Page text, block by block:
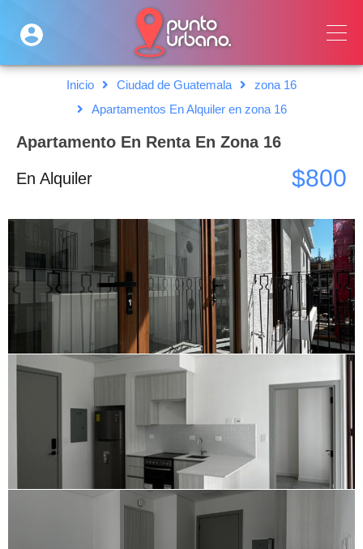
Inicio Ciudad de Guatemala
zona 16
Apartamentos En Alquiler en zona 16
Apartamento En Renta En Zona 16
En Alquiler $800